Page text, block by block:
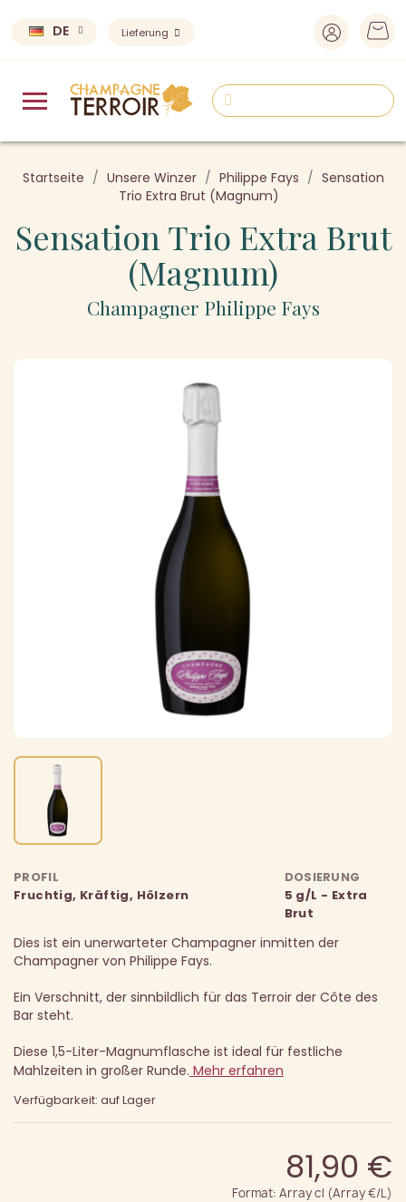
DE Lieferung
Startseite Unsere Winzer Philippe Fays
Sensation
Trio Extra Brut (Magnum)
Sensation Trio Extra Brut
(Magnum)
Champagner Philippe Fays
PROFIL
Fruchtig, Kräftig, Hölzern
DOSIERUNG
5 g/L - Extra
Brut
Dies ist ein unerwarteter Champagner inmitten der
Champagner von Philippe Fays.
Ein Verschnitt, der sinnbildlich für das Terroir der Côte des
Bar steht.
Diese 1,5-Liter-Magnumflasche ist ideal für festliche
Mahlzeiten in großer Runde. Mehr erfahren
Verfügbarkeit: auf Lager
81,90 €
Format: Array cl (Array €/L)